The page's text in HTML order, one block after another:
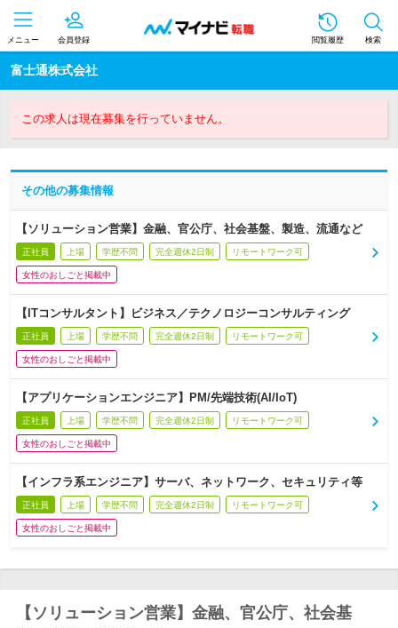
メニュー 会員登録 閲覧履歴 検索
富士通株式会社
この求人は現在募集を行っていません。
その他の募集情報
【ソリューション営業】金融、官公庁、社会基盤、製造、流通など
正社員 上場 学歴不問 完全週休2日制 リモートワーク可
女性のおしごと掲載中
【ITコンサルタント】ビジネス／テクノロジーコンサルティング
正社員 上場 学歴不問 完全週休2日制 リモートワーク可
女性のおしごと掲載中
【アプリケーションエンジニア】PM/先端技術(AI/IoT)
正社員 上場 学歴不問 完全週休2日制 リモートワーク可
女性のおしごと掲載中
【インフラ系エンジニア】サーバ、ネットワーク、セキュリティ等
正社員 上場 学歴不問 完全週休2日制 リモートワーク可
女性のおしごと掲載中
【ソリューション営業】金融、官公庁、社会基